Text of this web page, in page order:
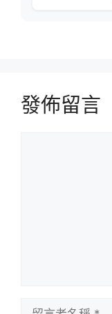
發佈留言